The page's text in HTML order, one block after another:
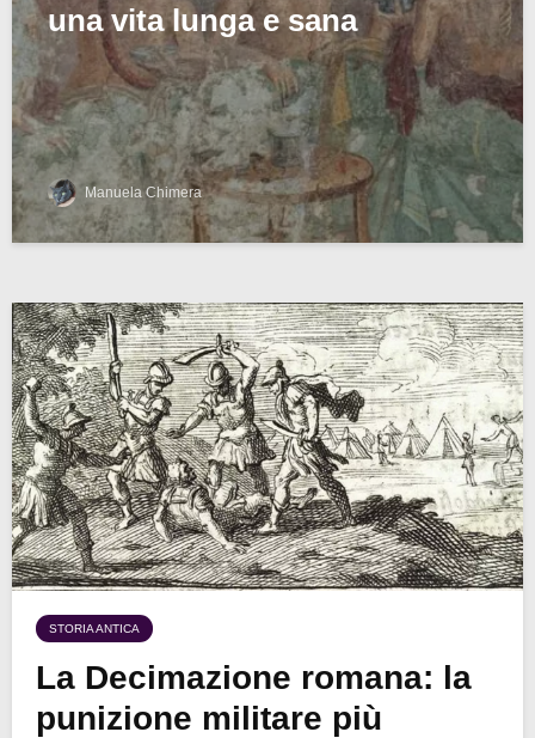
una vita lunga e sana
Manuela Chimera
STORIA ANTICA
La Decimazione romana: la
punizione militare più